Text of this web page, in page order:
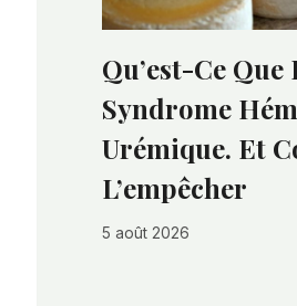
Qu’est-Ce Que
Syndrome
Urémique. Et
L’empêcher
5 août 2026